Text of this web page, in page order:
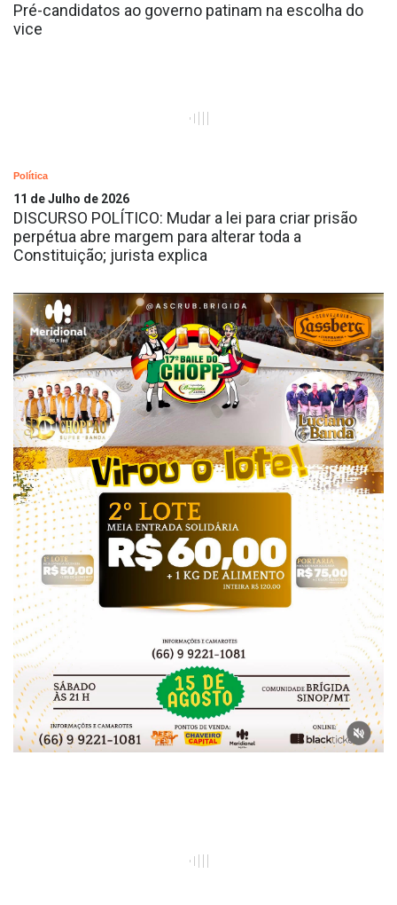
Pré-candidatos ao governo patinam na escolha do
vice
Política
11 de Julho de 2026
DISCURSO POLÍTICO: Mudar a lei para criar prisão
perpétua abre margem para alterar toda a
Constituição; jurista explica